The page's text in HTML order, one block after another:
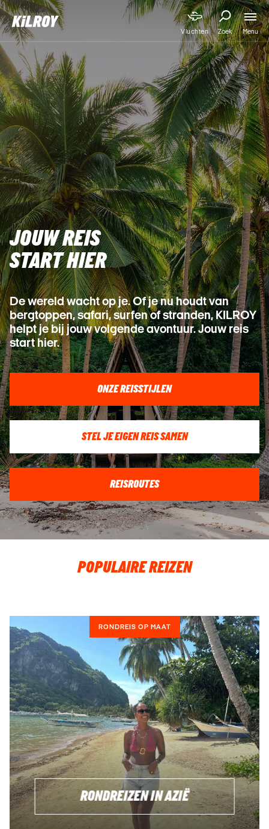
Vluchten Zoek Menu
JOUW REIS
START HIER
De wereld wacht op je. Of je nu houdt van
bergtoppen, safari, surfen of stranden, KILROY
helpt je bij jouw volgende avontuur. Jouw reis
start hier.
ONZE REISSTIJLEN
STEL JE EIGEN REIS SAMEN
REISROUTES
POPULAIRE REIZEN
RONDREIS OP MAAT
RONDREIZEN IN AZIË